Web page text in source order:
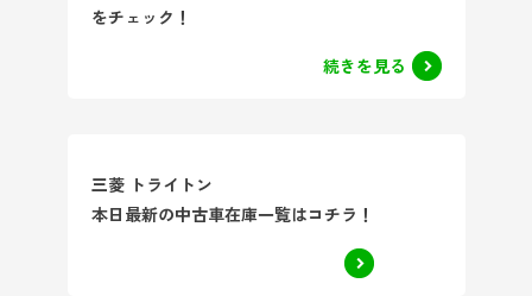
をチェック！
続きを見る
三菱 トライトン
本日最新の中古車在庫一覧はコチラ！